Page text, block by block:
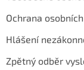
Ochrana
Hlášení
Zpětný odběr